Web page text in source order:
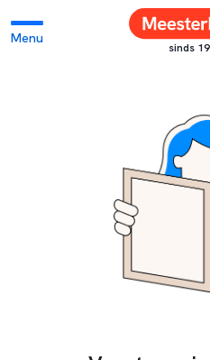
Menu
sinds